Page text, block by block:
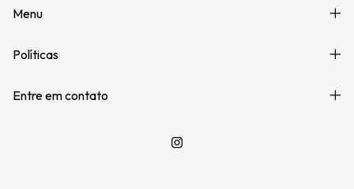
Menu
Políticas
Entre em contato